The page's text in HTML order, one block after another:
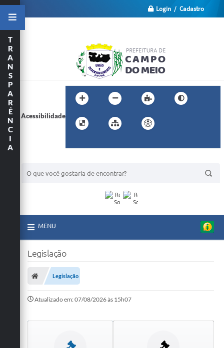
Login / Cadastro
Acessibilidade
MENU
T
R
A
N
S
P
A
R
Ê
N
C
I
A
Legislação
Legislação
Atualizado em: 07/08/2026 às 15h07